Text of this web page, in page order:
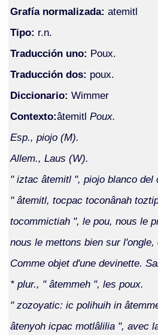
Grafía normalizada: atemitl
Tipo: r.n.
Traducción uno: Poux.
Traducción dos: poux.
Diccionario: Wimmer
Contexto:âtemitl Poux.
Esp., piojo (M).
Allem., Laus (W).
" iztac âtemitl ", piojo blanco del
" âtemitl, tocpac toconânah
tocommictiah ", le pou, nous le
nous le mettons bien sur l'ongle,
Comme objet d'une devinette.
* plur., " âtemmeh ", les poux.
" zozoyatic: ic polihuih in
âtenyoh icpac motlâlilia ", avec